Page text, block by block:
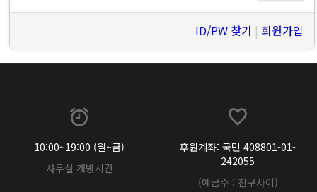
ID/PW 찾기 | 회원가입
10:00~19:00 (월~금)
사무실 개방시간
후원계좌: 국민 408801-01-
242055
(예금주 : 친구사이)